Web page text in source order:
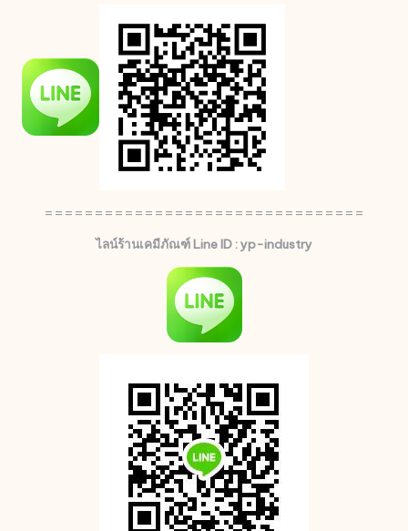
================================
ไลน์ร้านเคมีภัณฑ์ Line ID : yp-industry